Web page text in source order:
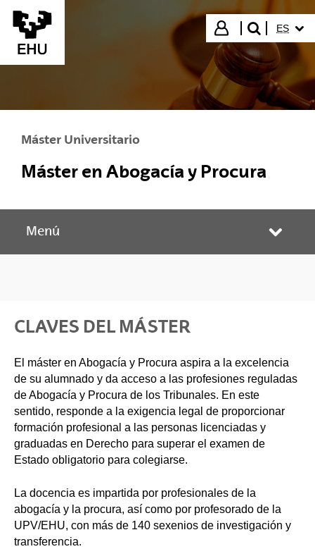
Saltar al contenido principal
Iniciar sesión
buscar"
ES
Máster Universitario
Máster en Abogacía y Procura
Menú
CLAVES DEL MÁSTER
El máster en Abogacía y Procura aspira a la excelencia
de su alumnado y da acceso a las profesiones reguladas
de Abogacía y Procura de los Tribunales. En este
sentido, responde a la exigencia legal de proporcionar
formación profesional a las personas licenciadas y
graduadas en Derecho para superar el examen de
Estado obligatorio para colegiarse.
La docencia es impartida por profesionales de la
abogacía y la procura, así como por profesorado de la
UPV/EHU, con más de 140 sexenios de investigación y
transferencia.